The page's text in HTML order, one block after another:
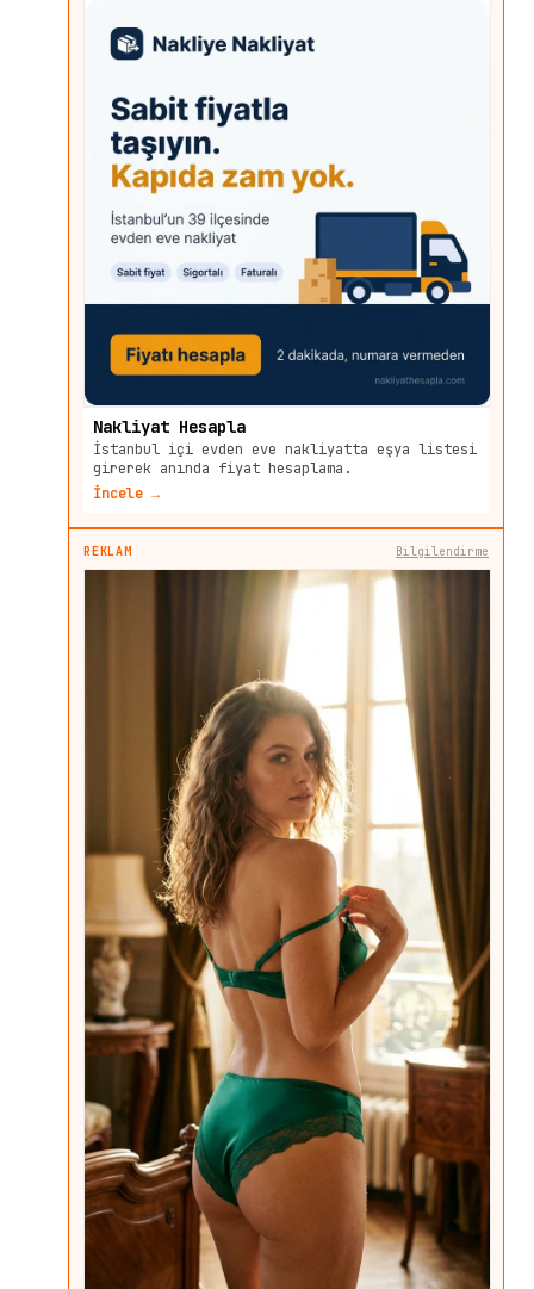
Nakliyat Hesapla
İstanbul içi evden eve nakliyatta eşya listesi
girerek anında fiyat hesaplama.
İncele →
REKLAM Bilgilendirme